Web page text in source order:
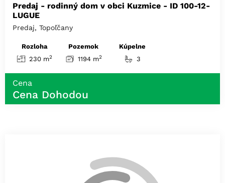
Predaj - rodinný dom v obci Kuzmice - ID 100-12-
LUGUE
Predaj, Topoľčany
Rozloha
230 m2
Pozemok
1194 m2
Kúpelne
3
Cena
Cena Dohodou